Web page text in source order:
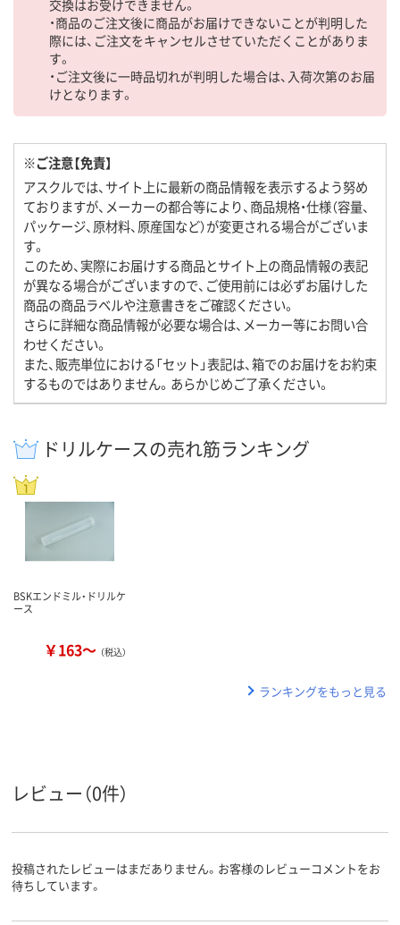
交換はお受けできません。
・商品のご注文後に商品がお届けできないことが判明した
際には、ご注文をキャンセルさせていただくことがありま
す。
・ご注文後に一時品切れが判明した場合は、入荷次第のお届
けとなります。
※ご注意【免責】
アスクルでは、サイト上に最新の商品情報を表示するよう努め
ておりますが、メーカーの都合等により、商品規格・仕様（容量、
パッケージ、原材料、原産国など）が変更される場合がございま
す。
このため、実際にお届けする商品とサイト上の商品情報の表記
が異なる場合がございますので、ご使用前には必ずお届けした
商品の商品ラベルや注意書きをご確認ください。
さらに詳細な商品情報が必要な場合は、メーカー等にお問い合
わせください。
また、販売単位における「セット」表記は、箱でのお届けをお約束
するものではありません。あらかじめご了承ください。
ドリルケースの売れ筋ランキング
BSKエンドミル・ドリルケ
ース
￥163～ （税込）
ランキングをもっと見る
レビュー（0件）
投稿されたレビューはまだありません。お客様のレビューコメントをお
待ちしています。